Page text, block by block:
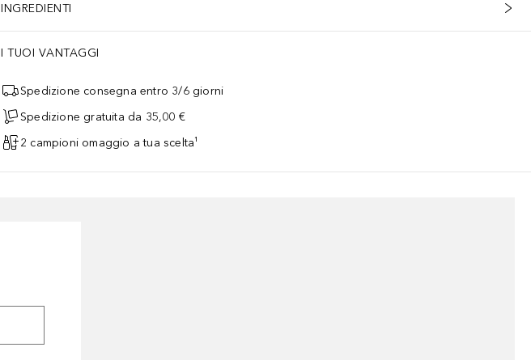
INGREDIENTI
I TUOI VANTAGGI
Spedizione consegna entro 3/6 giorni
Spedizione gratuita da 35,00 €
2 campioni omaggio a tua scelta¹